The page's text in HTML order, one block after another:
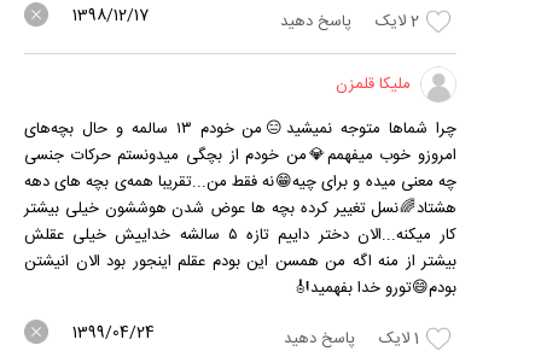
2لایک پاسخ دهید 1398/12/17
ملیکا قلمزن
چرا شماها متوجه نمیشید😑من خودم ۱۳ سالمه و حال بچه‌های
امروزو خوب میفهمم💎من خودم از بچگی میدونستم حرکات جنسی
چه معنی میده و برای چیه😁نه فقط من...تقریبا همه‌ی بچه های دهه
هشتاد🌈نسل تغییر کرده بچه ها عوض شدن هوششون خیلی بیشتر
کار میکنه...الان دختر داییم تازه ۵ سالشه خداییش خیلی عقلش
بیشتر از منه اگه من همسن این بودم عقلم اینجور بود الان انیشتن
بودم😄تورو خدا بفهمید🎻
1لایک پاسخ دهید 1399/04/24